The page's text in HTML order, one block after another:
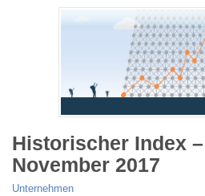
Historischer Index
November 2017
Unternehmen